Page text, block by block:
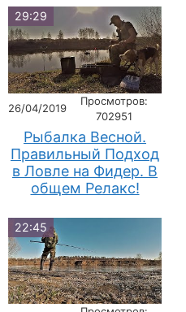
29:29
26/04/2019
Просмотров:
702951
Рыбалка Весной.
Правильный Подход
в Ловле на Фидер. В
общем Релакс!
22:45